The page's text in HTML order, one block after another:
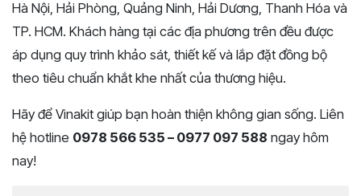
Hà Nội, Hải Phòng, Quảng Ninh, Hải Dương, Thanh Hóa và
TP. HCM. Khách hàng tại các địa phương trên đều được
áp dụng quy trình khảo sát, thiết kế và lắp đặt đồng bộ
theo tiêu chuẩn khắt khe nhất của thương hiệu.
Hãy để Vinakit giúp bạn hoàn thiện không gian sống. Liên
hệ hotline 0978 566 535 – 0977 097 588 ngay hôm
nay!